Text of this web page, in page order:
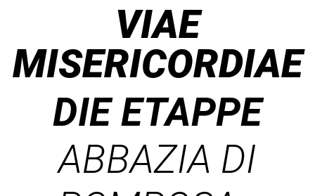
VIAE
MISERICORDIAE
DIE ETAPPE
ABBAZIA DI